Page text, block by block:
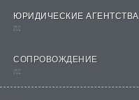
ЮРИДИЧЕСКИЕ АГЕНТСТВА
nt
СОПРОВОЖДЕНИЕ
nt